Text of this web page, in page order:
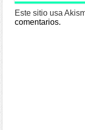
Este sitio usa
comentarios.